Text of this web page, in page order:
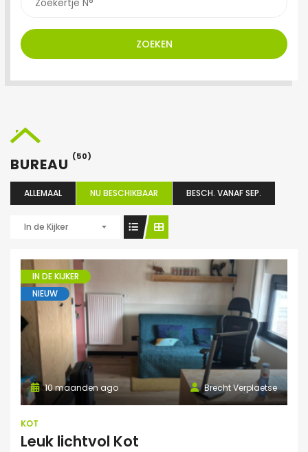
ZOEKEN
BUREAU (50)
ALLEMAAL NU BESCHIKBAAR BESCH. VANAF SEP.
In de Kijker
IN DE KIJKER
NIEUW
Brecht Verplaetse
10 maanden ago
KOT
Leuk lichtvol Kot